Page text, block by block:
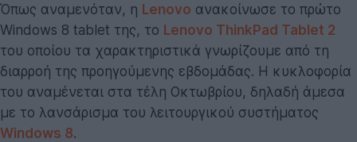
Όπως αναμενόταν, η Lenovo ανακοίνωσε το πρώτο
Windows 8 tablet της, το Lenovo ThinkPad Tablet 2
του οποίου τα χαρακτηριστικά γνωρίζουμε από τη
διαρροή της προηγούμενης εβδομάδας. Η κυκλοφορία
του αναμένεται στα τέλη Οκτωβρίου, δηλαδή άμεσα
με το λανσάρισμα του λειτουργικού συστήματος
Windows 8.